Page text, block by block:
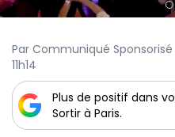
Par Communiqué
11h14
Plus de positif dans
Sortir à Paris.